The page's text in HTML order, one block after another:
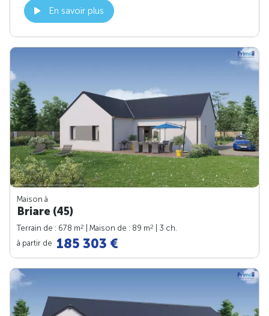
En savoir plus
Maison à
Briare (45)
Terrain de : 678 m2 | Maison de : 89 m2
| 3 ch.
à partir de 185 303 €